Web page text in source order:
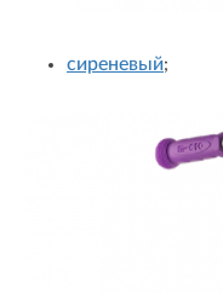
сиреневый;